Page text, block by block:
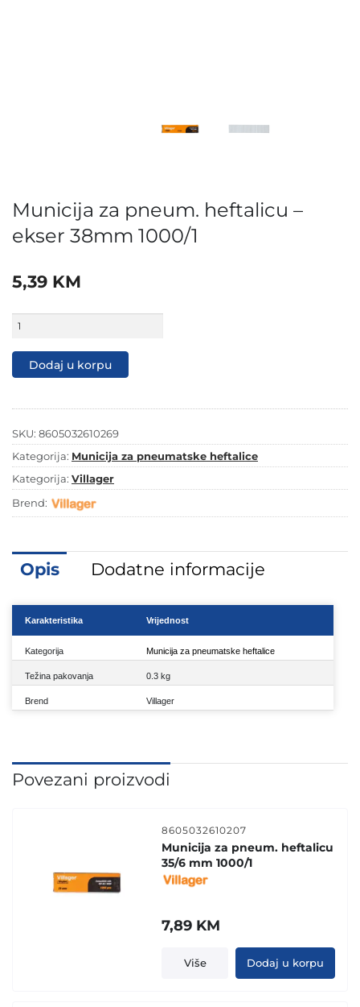
Municija za pneum. heftalicu –
ekser 38mm 1000/1
5,39 KM
za
heftalicu
1000/1
Dodaj u korpu
SKU: 8605032610269
Kategorija: Municija za pneumatske heftalice
Kategorija: Villager
Brend:
Opis Dodatne informacije
Karakteristika Vrijednost
Kategorija Municija za pneumatske heftalice
Težina pakovanja 0.3 kg
Brend Villager
Povezani proizvodi
8605032610207
Municija za pneum. heftalicu
35/6 mm 1000/1
7,89 KM
Više Dodaj u korpu